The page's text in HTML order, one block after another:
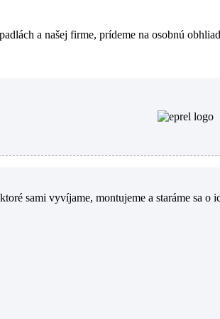
a našej firme, prídeme na osobnú
sami vyvíjame, montujeme a staráme sa o